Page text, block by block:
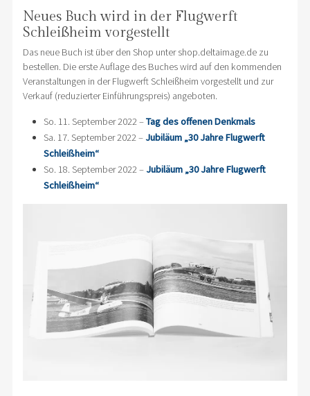
Neues Buch wird in der Flugwerft
Schleißheim vorgestellt
Das neue Buch ist über den Shop unter shop.deltaimage.de zu
bestellen. Die erste Auflage des Buches wird auf den kommenden
Veranstaltungen in der Flugwerft Schleißheim vorgestellt und zur
Verkauf (reduzierter Einführungspreis) angeboten.
So. 11. September 2022 –Tag des offenen Denkmals
Sa. 17. September 2022 –Jubiläum „30 Jahre Flugwerft
Schleißheim“
So. 18. September 2022 –Jubiläum „30 Jahre Flugwerft
Schleißheim“